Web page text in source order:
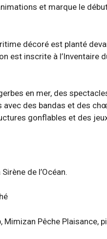
et marque le
décoré est planté
est inscrite à l’Inventaire
en mer, des
des bandas et des
gonflables et des
de l’Océan.
Pêche Plaisance,